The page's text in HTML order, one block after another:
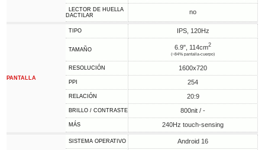
LECTOR DE HUELLA
DACTILAR
no
PANTALLA
TIPO IPS, 120Hz
TAMAÑO 6.9", 114cm2
(~84% pantalla-cuerpo)
RESOLUCIÓN 1600x720
PPI 254
RELACIÓN 20:9
BRILLO / CONTRASTE 800nit / -
MÁS 240Hz touch-sensing
SISTEMA OPERATIVO Android 16